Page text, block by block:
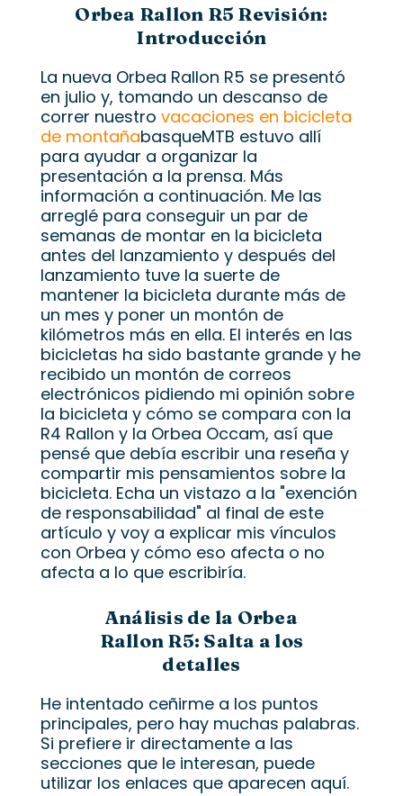
Orbea Rallon R5 Revisión:
Introducción
La nueva Orbea Rallon R5 se presentó
en julio y, tomando un descanso de
correr nuestro vacaciones en bicicleta
de montañabasqueMTB estuvo allí
para ayudar a organizar la
presentación a la prensa. Más
información a continuación. Me las
arreglé para conseguir un par de
semanas de montar en la bicicleta
antes del lanzamiento y después del
lanzamiento tuve la suerte de
mantener la bicicleta durante más de
un mes y poner un montón de
kilómetros más en ella. El interés en las
bicicletas ha sido bastante grande y he
recibido un montón de correos
electrónicos pidiendo mi opinión sobre
la bicicleta y cómo se compara con la
R4 Rallon y la Orbea Occam, así que
pensé que debía escribir una reseña y
compartir mis pensamientos sobre la
bicicleta. Echa un vistazo a la "exención
de responsabilidad" al final de este
artículo y voy a explicar mis vínculos
con Orbea y cómo eso afecta o no
afecta a lo que escribiría.
Análisis de la Orbea
Rallon R5: Salta a los
detalles
He intentado ceñirme a los puntos
principales, pero hay muchas palabras.
Si prefiere ir directamente a las
secciones que le interesan, puede
utilizar los enlaces que aparecen aquí.